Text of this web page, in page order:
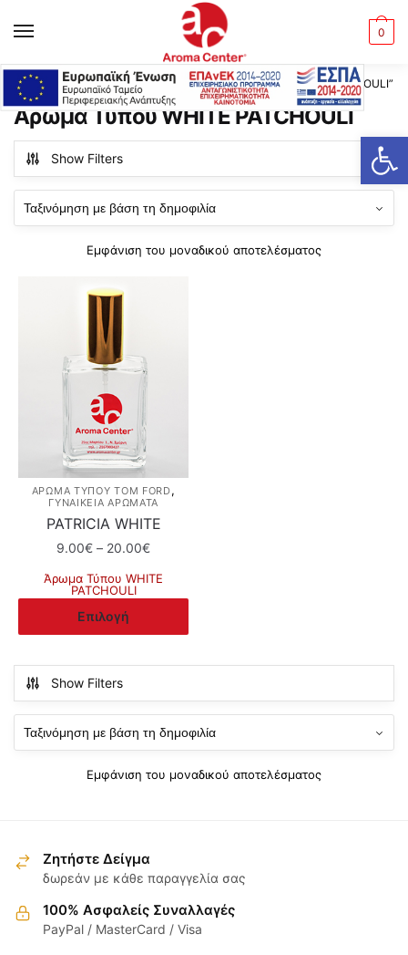
Ανοίξτε τη γραμμή εργαλείων
0
Αρχική σελίδα / Προϊόντα με ετικέτα “Άρωμα Τύπου WHITE PATCHOULI”
Άρωμα Τύπου WHITE PATCHOULI
Show Filters
Εμφάνιση του μοναδικού αποτελέσματος
ΆΡΩΜΑ ΤΎΠΟΥ TOM FORD,
ΓΥΝΑΙΚΕΙΑ ΑΡΩΜΑΤΑ
PATRICIA WHITE
9.00€ – 20.00€Price
9.00€
Άρωμα Τύπου WHITE
PATCHOULI
Επιλογή
Αυτό
το
έχει
πολλαπλές
παραλλαγές.
Οι
μπορούν
στη
σελίδα
προϊόντος
Show Filters
Εμφάνιση του μοναδικού αποτελέσματος
Ζητήστε Δείγμα
δωρεάν με κάθε παραγγελία σας
100% Ασφαλείς Συναλλαγές
PayPal / MasterCard / Visa